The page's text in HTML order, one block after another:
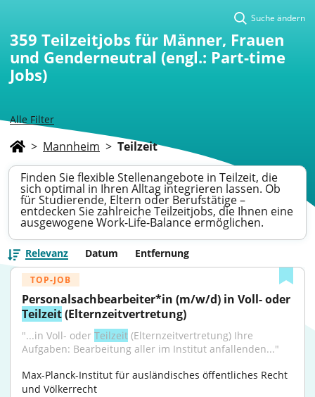
Alle Filter
Suche ändern
359 Teilzeitjobs für Männer, Frauen
und Genderneutral (engl.: Part-time
Jobs)
> Mannheim > Teilzeit
Finden Sie flexible Stellenangebote in Teilzeit, die
sich optimal in Ihren Alltag integrieren lassen. Ob
für Studierende, Eltern oder Berufstätige –
entdecken Sie zahlreiche Teilzeitjobs, die Ihnen eine
ausgewogene Work-Life-Balance ermöglichen.
Relevanz Datum Entfernung
TOP-JOB
Teilzeit (Elternzeitvertretung)
"...in Voll- oder Teilzeit (Elternzeitvertretung) Ihre
Aufgaben: Bearbeitung aller im Institut anfallenden..."
Max-Planck-Institut für ausländisches öffentliches Recht
und Völkerrecht